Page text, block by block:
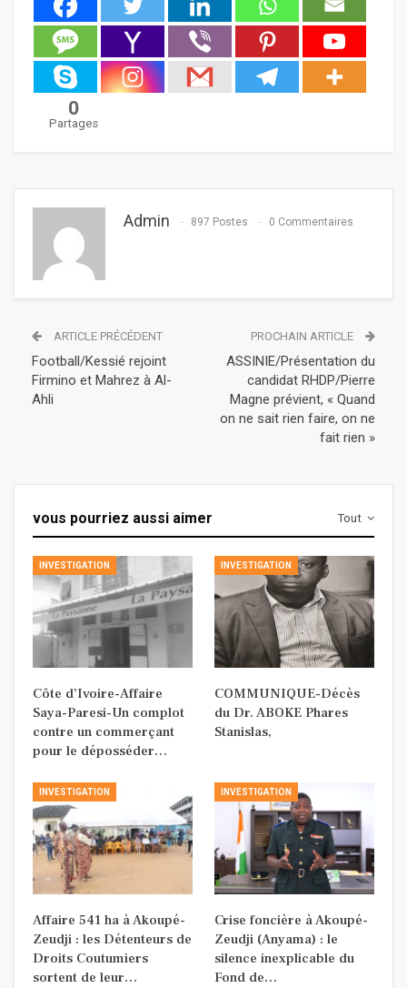
0
Partages
Admin 897 Postes 0 Commentaires
ARTICLE PRÉCÉDENT
Football/Kessié rejoint
Firmino et Mahrez à Al-
Ahli
PROCHAIN ARTICLE
ASSINIE/Présentation du
candidat RHDP/Pierre
Magne prévient, « Quand
on ne sait rien faire, on ne
fait rien »
Tout
vous pourriez aussi aimer
INVESTIGATION
Côte d’Ivoire-Affaire
Saya-Paresi-Un complot
contre un commerçant
pour le déposséder…
INVESTIGATION
COMMUNIQUE-Décès
du Dr. ABOKE Phares
Stanislas,
INVESTIGATION
Affaire 541 ha à Akoupé-
Zeudji : les Détenteurs de
Droits Coutumiers
sortent de leur…
INVESTIGATION
Crise foncière à Akoupé-
Zeudji (Anyama) : le
silence inexplicable du
Fond de…